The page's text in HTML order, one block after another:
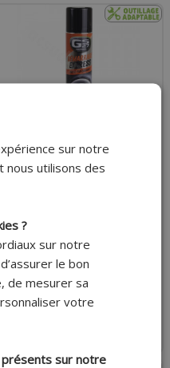
AU DÉMARRAGE GS27
13.80 €
AJOUTER AU PANIER
sur notre
nous utilisons des
?
sur notre
le bon
de mesurer sa
votre
sur notre